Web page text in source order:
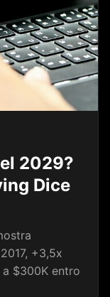
2029?
Dice
+3,5x
a $300K entro